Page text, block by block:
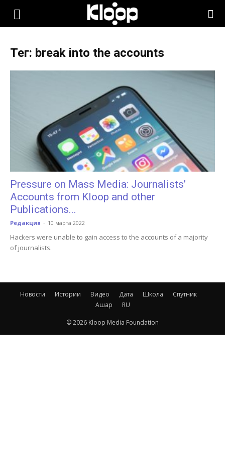
KLOOP.KG
Кыргызстана
Тег: break into the accounts
Pressure on Mass Media: Journalists’
Accounts from Kloop and other
Publications...
Редакция - 10 марта 2022
Hackers were unable to gain access to the accounts of a majority
of journalists.
Новости Истории Видео Дата Школа
Спутник
Ашар
RU
© 2026 Kloop Media Foundation